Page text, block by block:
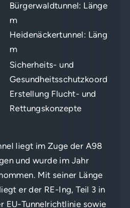
Bürgerwaldtunnel: Länge
m
Heidenäckertunnel: Länge 160
m
Sicherheits- und
Erstellung Flucht- und
Rettungskonzepte
liegt im Zuge der A98
und wurde im Jahr
Mit seiner Länge
er der RE-Ing, Teil 3 in
EU-Tunnelrichtlinie sowie